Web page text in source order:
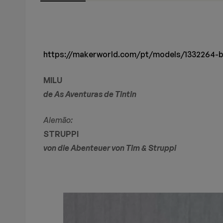
https://makerworld.com/pt/models/
MILU
de As Aventuras de Tintin
Alemão:
STRUPPI
von die Abenteuer von Tim & Struppi
0Perguntas